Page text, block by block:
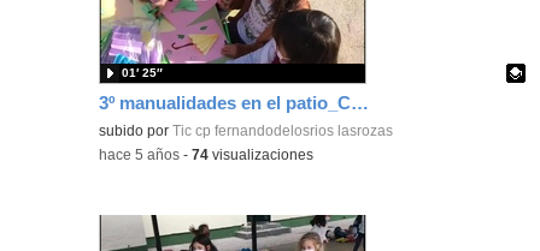
3º manualidades en el patio_CEIP FDLR_Las Rozas
Contenido educativo.
subido por Tic cp fernandodelosrios lasrozas
01′ 25″
-hace 5 años -74 visualizaciones